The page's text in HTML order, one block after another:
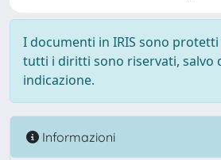
I documenti in IRIS sono
tutti i diritti sono riservati, salvo
indicazione.
Informazioni